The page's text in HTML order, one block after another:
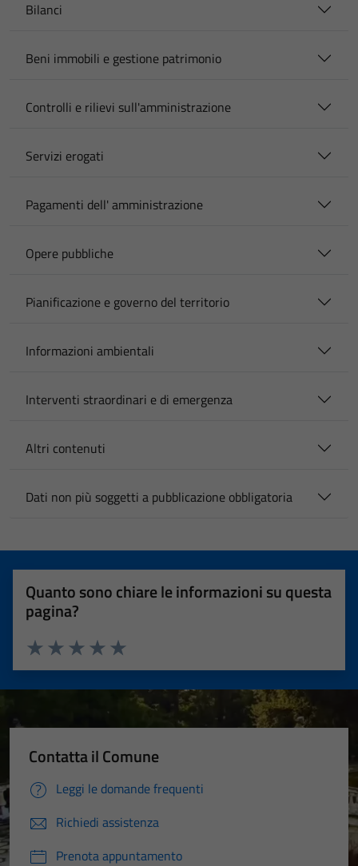
Bilanci
Beni immobili e gestione patrimonio
Controlli e rilievi sull'amministrazione
Servizi erogati
Pagamenti dell' amministrazione
Opere pubbliche
Pianificazione e governo del territorio
Informazioni ambientali
Interventi straordinari e di emergenza
Altri contenuti
Dati non più soggetti a pubblicazione obbligatoria
Quanto sono chiare le informazioni su questa
pagina?
Valuta 5 stelle su 5
Valuta 4 stelle su 5
Valuta 3 stelle su 5
Valuta 2 stelle su 5
Valuta 1 stelle su 5
Contatta il Comune
Leggi le domande frequenti
Richiedi assistenza
Prenota appuntamento